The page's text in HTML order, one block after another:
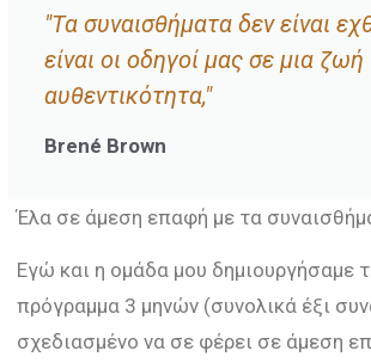
"Τα συναισθήματα δεν είναι
είναι οι οδηγοί μας σε μια
αυθεντικότητα,"
Brené Brown
Έλα σε άμεση επαφή με τα
Εγώ και η ομάδα μου δημιουργήσαμε
πρόγραμμα 3 μηνών (συνολικά έξι
σχεδιασμένο να σε φέρει σε άμεση